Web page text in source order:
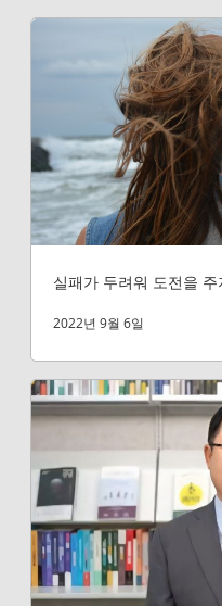
실패가 두려워 도전을 주
2022년 9월 6일